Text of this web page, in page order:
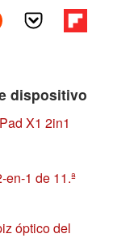
dispositivo
X1 2in1
1 de 11.ª
óptico del